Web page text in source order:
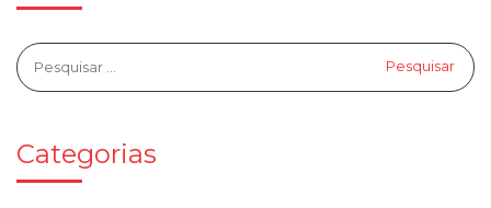
Categorias